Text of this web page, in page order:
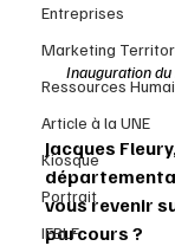
Entreprises
Marketing
Ressources
Article à la UNE
Kiosque
Portrait
IFBLF
Inauguration
Jacques
vous revenir
parcours ?